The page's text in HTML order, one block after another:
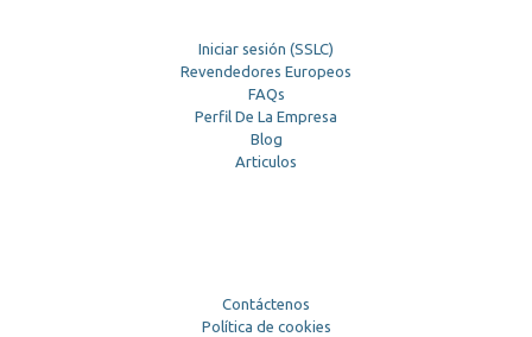
Iniciar sesión (SSLC)
Revendedores Europeos
FAQs
Perfil De La Empresa
Blog
Articulos
Contáctenos
Política de cookies